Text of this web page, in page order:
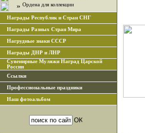
» Ордена для коллекции
Награды Республик и Стран СНГ
Награды Разных Стран Мира
Нагрудные знаки СССР
Награды ДНР и ЛНР
Сувенирные Муляжи Наград Царской
России
Ссылки
Профессиональные праздники
Наш фотоальбом